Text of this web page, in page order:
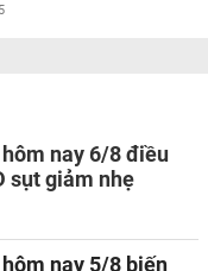
nay 6/8 điều
sụt giảm nhẹ
nay 5/8 biến